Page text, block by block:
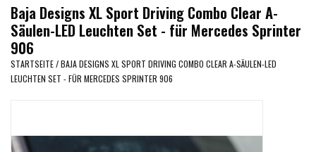
verfügbare
Ergebnis
Drücke
die
zum
VW T7 2025
VW T6
VW CRAFTER / MAN TGE
Baja Designs XL Sport Driving Combo Clear A-
Säulen-LED Leuchten Set - für Mercedes Sprinter
906
STARTSEITE/BAJA DESIGNS XL SPORT DRIVING COMBO CLEAR A-SÄULEN-LED
LEUCHTEN SET - FÜR MERCEDES SPRINTER 906